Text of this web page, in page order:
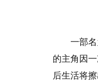
一部
的主角因
后生活将